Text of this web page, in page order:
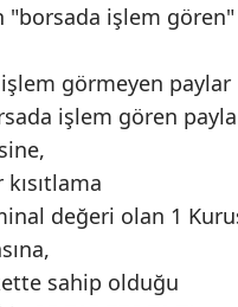
"borsada işlem gören"
işlem görmeyen paylar
işlem gören
değeri olan 1
sahip olduğu